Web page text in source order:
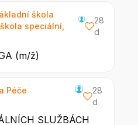
škola
speciální,
28
d
(m/ž)
Péče
28
d
SLUŽBÁCH